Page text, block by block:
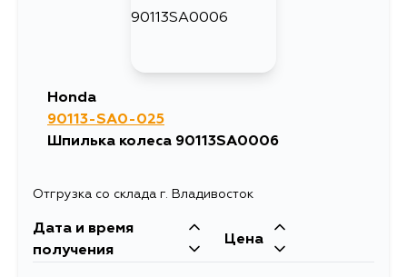
Honda
90113-SA0-025
Шпилька колеса 90113SA0006
Отгрузка со склада г. Владивосток
Дата и время
получения
Цена